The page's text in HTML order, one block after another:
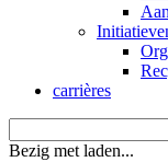
carrières
Bezig met laden...